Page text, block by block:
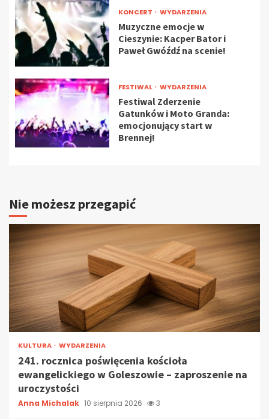
KONCERT WYDARZENIA
Muzyczne emocje w
Cieszynie: Kacper Bator i
Paweł Gwóźdź na scenie!
FESTIWAL WYDARZENIA
Festiwal Zderzenie
Gatunków i Moto Granda:
emocjonujący start w
Brennej!
Nie możesz przegapić
KULTURA WYDARZENIA
241. rocznica poświęcenia kościoła
ewangelickiego w Goleszowie – zaproszenie na
uroczystości
Anna Michalak 10 sierpnia 2026 3